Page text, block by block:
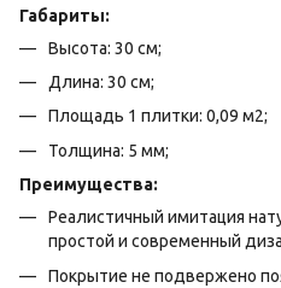
Габариты:
Высота: 30 см;
Длина: 30 см;
Площадь 1 плитки: 0,09 м2;
Толщина: 5 мм;
Преимущества:
Реалистичный имитация
простой и современный
Покрытие не подвержено